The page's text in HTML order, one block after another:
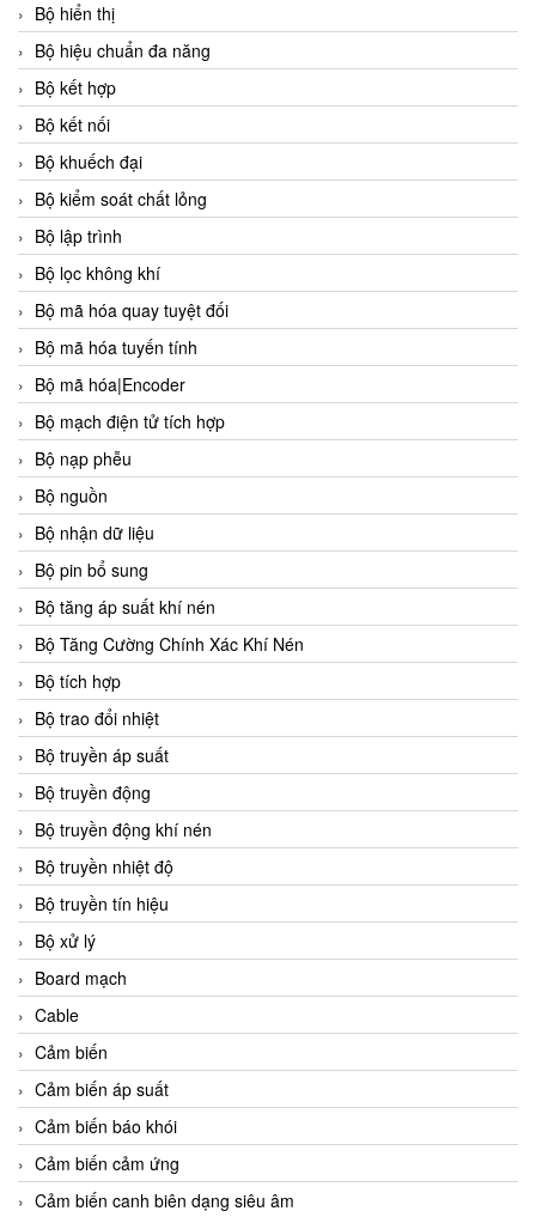
Bộ hiển thị
Bộ hiệu chuẩn đa năng
Bộ kết hợp
Bộ kết nối
Bộ khuếch đại
Bộ kiểm soát chất lỏng
Bộ lập trình
Bộ lọc không khí
Bộ mã hóa quay tuyệt đối
Bộ mã hóa tuyến tính
Bộ mã hóa|Encoder
Bộ mạch điện tử tích hợp
Bộ nạp phễu
Bộ nguồn
Bộ nhận dữ liệu
Bộ pin bổ sung
Bộ tăng áp suất khí nén
Bộ Tăng Cường Chính Xác Khí Nén
Bộ tích hợp
Bộ trao đổi nhiệt
Bộ truyền áp suất
Bộ truyền động
Bộ truyền động khí nén
Bộ truyền nhiệt độ
Bộ truyền tín hiệu
Bộ xử lý
Board mạch
Cable
Cảm biến
Cảm biến áp suất
Cảm biến báo khói
Cảm biến cảm ứng
Cảm biến canh biên dạng siêu âm